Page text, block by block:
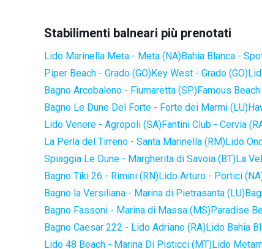
Stabilimenti balneari più prenotati
Lido Marinella Meta - Meta (NA)Bahia Blanca -
Piper Beach - Grado (GO)Key West - Grado (GO)
Bagno Arcobaleno - Fiumaretta (SP)Famous
Bagno Le Dune Del Forte - Forte dei Marmi (LU)
Lido Venere - Agropoli (SA)Fantini Club - Cervia
La Perla del Tirreno - Santa Marinella (RM)Lido
Spiaggia Le Dune - Margherita di Savoia (BT)La
Bagno Tiki 26 - Rimini (RN)Lido Arturo - Portici
Bagno la Versiliana - Marina di Pietrasanta (LU)
Bagno Fassoni - Marina di Massa (MS)Paradise
Bagno Caesar 222 - Lido Adriano (RA)Lido Bahia
Lido 48 Beach - Marina Di Pisticci (MT)Lido